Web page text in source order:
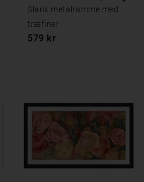
Slank metalramme med
træfiner
579 kr